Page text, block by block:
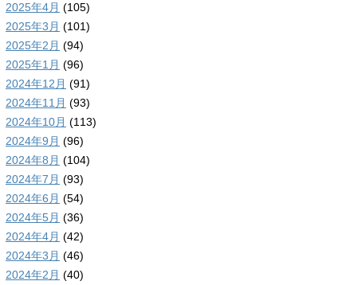
2025年4月 (105)
2025年3月 (101)
2025年2月 (94)
2025年1月 (96)
2024年12月 (91)
2024年11月 (93)
2024年10月 (113)
2024年9月 (96)
2024年8月 (104)
2024年7月 (93)
2024年6月 (54)
2024年5月 (36)
2024年4月 (42)
2024年3月 (46)
2024年2月 (40)